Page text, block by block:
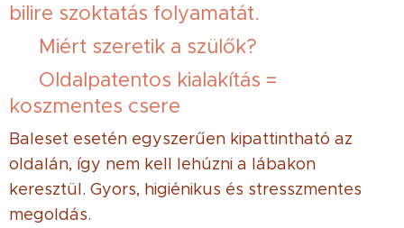
bilire szoktatás folyamatát.
💡 Miért szeretik a szülők?
✔ Oldalpatentos kialakítás =
koszmentes csere
Baleset esetén egyszerűen kipattintható az
oldalán, így nem kell lehúzni a lábakon
keresztül. Gyors, higiénikus és stresszmentes
megoldás.